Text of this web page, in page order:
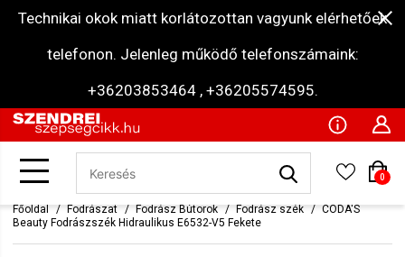
Technikai okok miatt korlátozottan vagyunk elérhetőek
telefonon. Jelenleg működő telefonszámaink:
+36203853464 , +36205574595.
0
Főoldal Fodrászat Fodrász Bútorok Fodrász szék
CODA'S
Beauty Fodrászszék Hidraulikus E6532-V5 Fekete